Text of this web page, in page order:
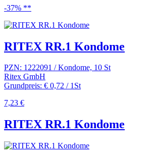
-37% **
RITEX RR.1 Kondome
PZN: 1222091 / Kondome, 10 St
Ritex GmbH
Grundpreis: € 0,72 / 1St
7,23 €
RITEX RR.1 Kondome